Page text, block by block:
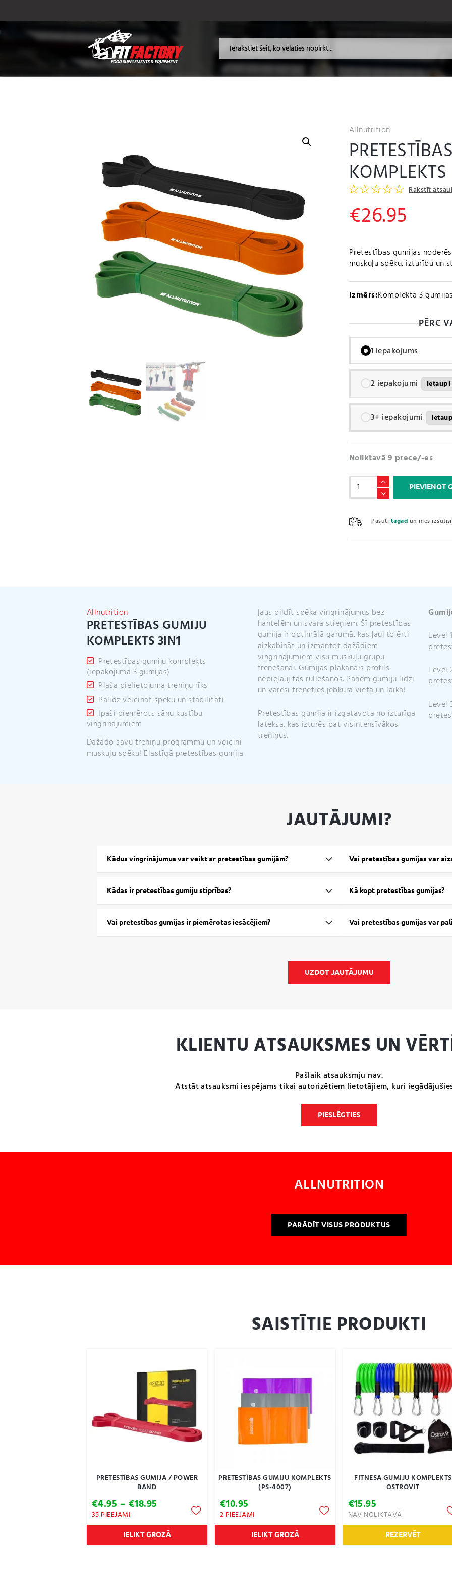
Allnutrition
KOMPLEKTS
Rakstīt
€26.95
Pretestības gumijas
muskuļu spēku, izturību un
Izmērs:Komplektā 3 gumijas
PĒRC
1 iepakojums
2 iepakojumi
3+ iepakojumi
Noliktavā 9 prece/-es
Pretestības
Gumiju
3in1
daudzums
PIEVIENOT
Pasūti tagad un mēs
Allnutrition
PRETESTĪBAS GUMIJU
KOMPLEKTS 3IN1
Pretestības gumiju komplekts
(iepakojumā 3 gumijas)
Plaša pielietojuma treniņu rīks
Palīdz veicināt spēku un stabilitāti
Ipaši piemērots sānu kustību
vingrinājumiem
Dažādo savu treniņu programmu un veicini
muskuļu spēku! Elastīgā pretestības gumija
ļaus pildīt spēka vingrinājumus bez
hantelēm un svara stieņiem. Šī pretestības
gumija ir optimālā garumā, kas ļauj to ērti
aizkabināt un izmantot dažādiem
vingrinājumiem visu muskuļu grupu
trenēšanai. Gumijas plakanais profils
nepieļauj tās rullēšanos. Paņem gumiju līdzi
un varēsi trenēties jebkurā vietā un laikā!
Pretestības gumija ir izgatavota no izturīga
lateksa, kas izturēs pat visintensīvākos
treniņus.
Level
Level
Level
JAUTĀJUMI?
Kādus vingrinājumus var veikt ar pretestības gumijām?
Kādas ir pretestības gumiju stiprības?
Vai pretestības gumijas ir piemērotas iesācējiem?
Vai pretestības gumijas var
Kā kopt pretestības gumijas?
Vai pretestības gumijas var
UZDOT JAUTĀJUMU
KLIENTU ATSAUKSMES UN
Pašlaik atsauksmju nav.
Atstāt atsauksmi iespējams tikai autorizētiem lietotājiem, kuri
PIESLĒGTIES
ALLNUTRITION
PARĀDĪT VISUS PRODUKTUS
SAISTĪTIE PRODUKTI
PRETESTĪBAS GUMIJA / POWER
BAND
€4.95 – €18.95
€4.95
through
€18.95
35 PIEEJAMI
IELIKT GROZĀ
PRETESTĪBAS GUMIJU KOMPLEKTS
(PS-4007)
€10.95
2 PIEEJAMI
IELIKT GROZĀ
FITNESA GUMIJU KOMPLEKTS
OSTROVIT
€15.95
NAV NOLIKTAVĀ
REZERVĒT